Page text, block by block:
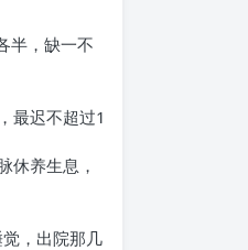
半，缺一不
最迟不超过1
休养生息，
，出院那几